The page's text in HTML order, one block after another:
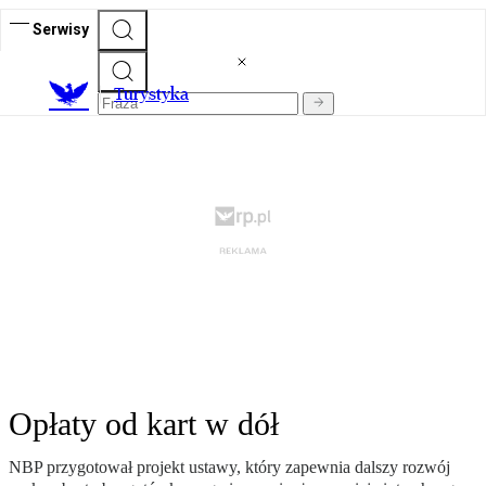
Serwisy
Turystyka
Opłaty od kart w dół
NBP przygotował projekt ustawy, który zapewnia dalszy rozwój